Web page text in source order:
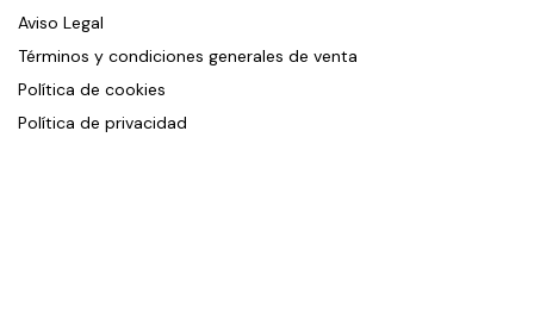
Aviso Legal
Términos y condiciones generales de venta
Política de cookies
Política de privacidad